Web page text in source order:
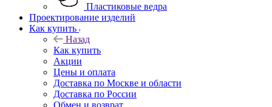
Пластиковые ведра
Проектирование изделий
Как купить
Назад
Как купить
Акции
Цены и оплата
Доставка по Москве и области
Доставка по России
Обмен и возврат